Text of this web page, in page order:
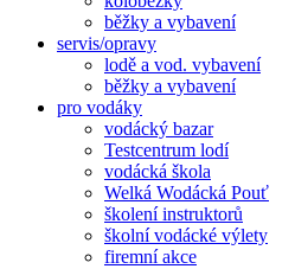
běžky a vybavení
servis/opravy
lodě a vod. vybavení
běžky a vybavení
pro vodáky
vodácký bazar
Testcentrum lodí
vodácká škola
Welká Wodácká Pouť
školení instruktorů
školní vodácké výlety
firemní akce